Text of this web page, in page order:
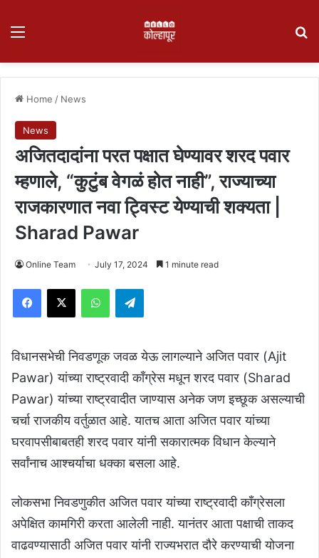
Menu
Home / News
News
अजितदादांना परत पक्षात घेण्यावर शरद पवार
म्हणाले, “कुटुंब वेगळं होत नाही”, राज्याच्या
राजकारणात नवा ट्विस्ट येण्याची शक्यता |
Sharad Pawar
Online Team July 17, 2024 1 minute read
Facebook
X WhatsAppTelegram
विधानसभेची निवडणूक जवळ येऊ लागल्याने अजित पवार (Ajit
Pawar) यांच्या राष्ट्रवादी काँग्रेस मधून शरद पवार (Sharad
Pawar) यांच्या राष्ट्रवादीत जाण्यास अनेक जण इच्छूक असल्याची
चर्चा राजकीय वर्तुळात आहे. यातच आता अजित पवार यांच्या
घरवापसीबाबतही शरद पवार यांनी सकारात्मक विधान केल्याने
सर्वांनाच आश्चर्याचा धक्का बसला आहे.
लोकसभा निवडणुकीत अजित पवार यांच्या राष्ट्रवादी काँग्रेसला
अपेक्षित कामगिरी करता आलेली नाही. यानंतर आता पक्षाची ताकद
वाढवण्यासाठी अजित पवार यांनी राज्यभरात दौरे करण्याची योजना